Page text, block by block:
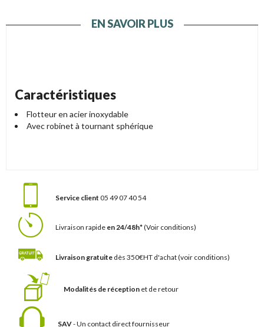
EN SAVOIR PLUS
Caractéristiques
Flotteur en acier inoxydable
Avec robinet à tournant sphérique
Service client 05 49 07 40 54
Livraison rapide en 24/48h*(Voir conditions)
Livraison gratuite dès 350€HT d'achat(voir conditions)
Modalités de réception et de retour
SAV- Un contact direct fournisseur